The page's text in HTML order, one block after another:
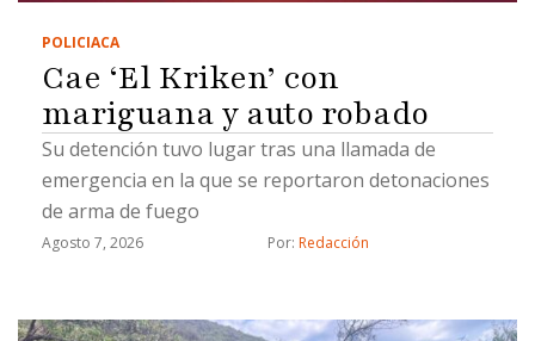
POLICIACA
Cae ‘El Kriken’ con
mariguana y auto robado
Su detención tuvo lugar tras una llamada de
emergencia en la que se reportaron detonaciones
de arma de fuego
Agosto 7, 2026 Por: Redacción